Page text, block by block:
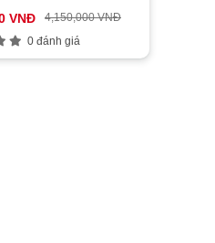
VNĐ
4,150,000 VNĐ
0 đánh giá